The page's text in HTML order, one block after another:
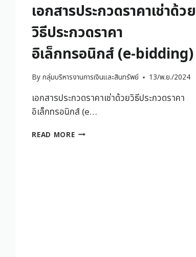
เอกสารประกวดราคาเช่าด้วย
วิธีประกวดราคา
อิเล็กทรอนิกส์ (e-bidding)
By กลุ่มบริหารงานการเงินและสินทรัพย์ 13/พ.ย./2024
เอกสารประกวดราคาเช่าด้วยวิธีประกวดราคา
อิเล็กทรอนิกส์ (e…
READ MORE